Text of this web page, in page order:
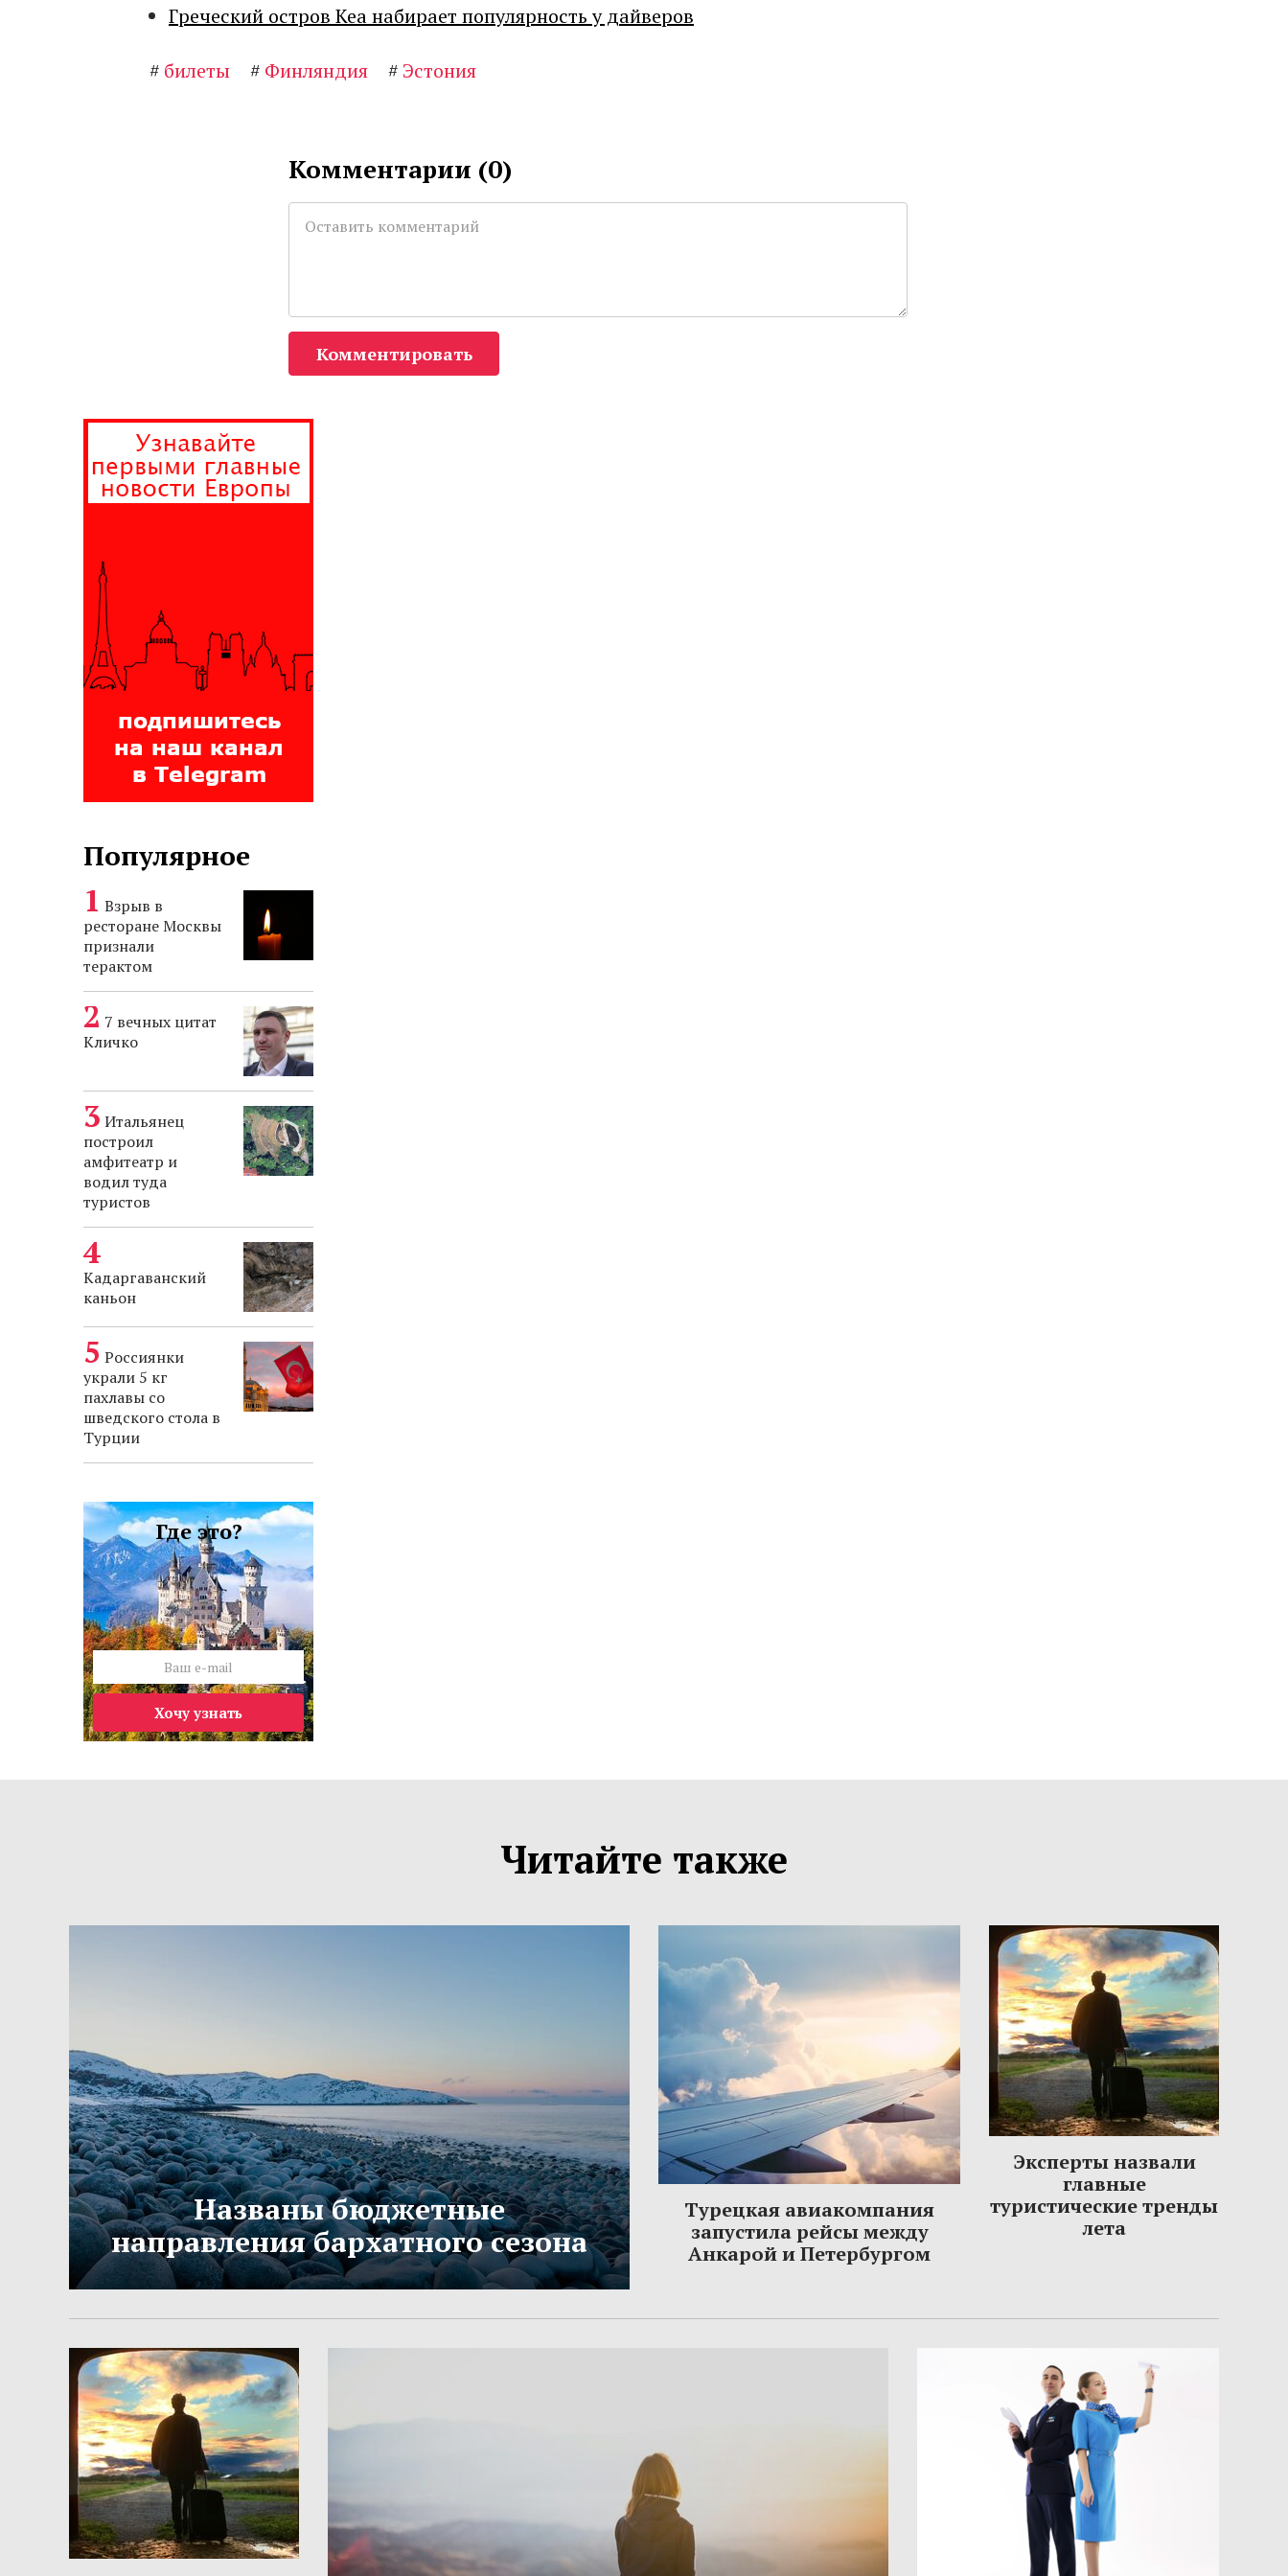
Греческий остров Кеа набирает популярность у дайверов
# билеты # Финляндия # Эстония
Комментарии (0)
Комментировать
Популярное
Взрыв в
ресторане Москвы
признали
терактом
7 вечных цитат
Кличко
Итальянец
построил
амфитеатр и
водил туда
туристов
Кадаргаванский
каньон
Россиянки
украли 5 кг
пахлавы со
шведского стола в
Турции
Где это?
Хочу узнать
Читайте также
Названы бюджетные
направления бархатного сезона
Турецкая авиакомпания
запустила рейсы между
Анкарой и Петербургом
Эксперты назвали
главные
туристические тренды
лета